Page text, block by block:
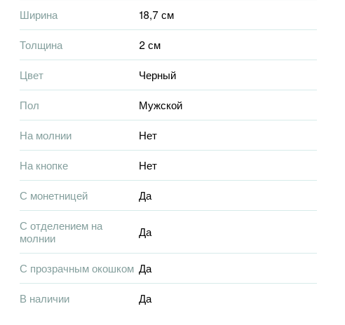
Ширина 18,7 см
Толщина 2 см
Цвет Черный
Пол Мужской
На молнии Нет
На кнопке Нет
С монетницей Да
С отделением на
молнии
Да
С прозрачным окошком Да
В наличии Да